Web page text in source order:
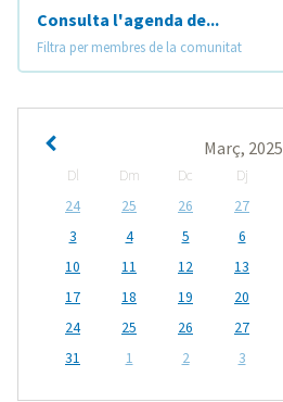
Consulta l'agenda de...
Filtra per membres de la comunitat
Març, 2025
Dl Dm Dc Dj
24
25 26 27
3
4 5 6
10
11 12 13
17
18 19 20
24
25 26 27
31
1 2 3